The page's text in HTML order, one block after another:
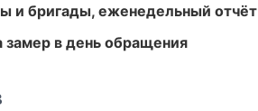
и бригады, еженедельный отчёт
замер в день обращения